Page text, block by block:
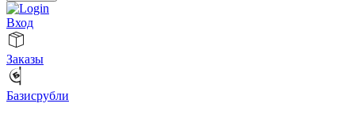
Вход
Заказы
Базисрубли